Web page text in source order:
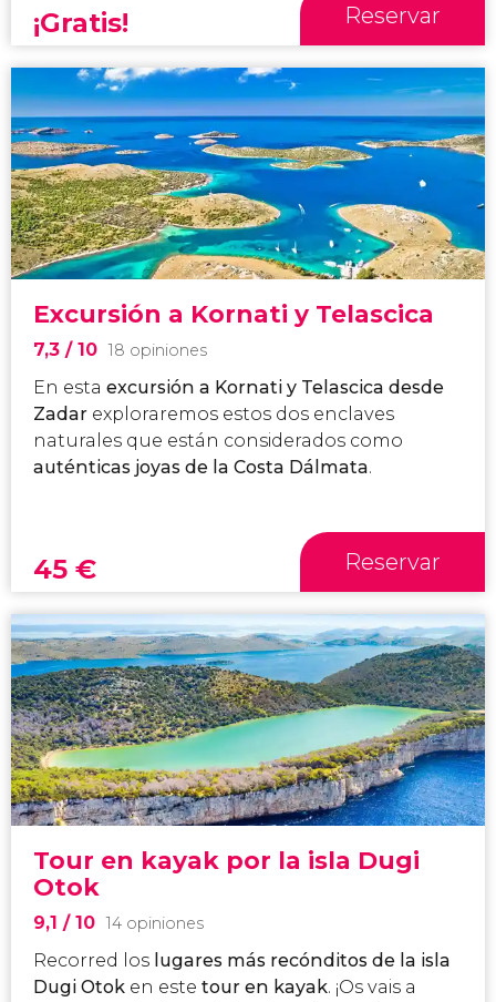
¡Gratis! Reservar
Excursión a Kornati y Telascica
7,3 / 10 18 opiniones
En esta excursión a Kornati y Telascica desde
Zadar exploraremos estos dos enclaves
naturales que están considerados como
auténticas joyas de la Costa Dálmata.
45 € Reservar
Tour en kayak por la isla Dugi
Otok
9,1 / 10 14 opiniones
Recorred los lugares más recónditos de la isla
Dugi Otok en este tour en kayak. ¡Os vais a